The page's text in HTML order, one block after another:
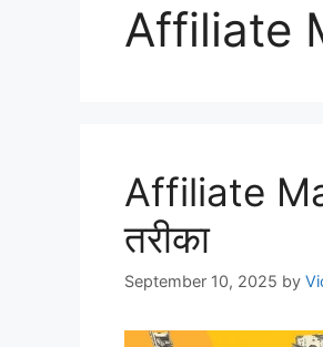
Affiliate
Affiliate
तरीका
September 10, 2025 by